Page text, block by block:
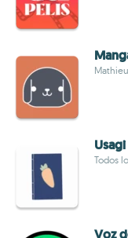
Usagi
Todos
Voz